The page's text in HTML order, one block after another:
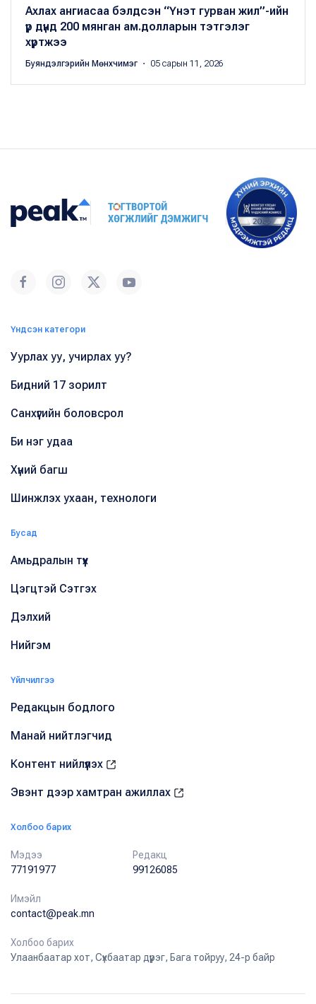
Ахлах ангиасаа бэлдсэн “Үнэт гурван жил”-ийн
үр дүнд 200 мянган ам.долларын тэтгэлэг
хүртжээ
Буяндэлгэрийн Мөнхчимэг ・ 05 сарын 11, 2026
Үндсэн категори
Уурлах уу, учирлах уу?
Бидний 17 зорилт
Санхүүгийн боловсрол
Би нэг удаа
Хүний багш
Шинжлэх ухаан, технологи
Бусад
Амьдралын түүх
Цэгцтэй Сэтгэх
Дэлхий
Нийгэм
Үйлчилгээ
Редакцын бодлого
Манай нийтлэгчид
Контент нийлүүлэх
Эвэнт дээр хамтран ажиллах
Холбоо барих
Мэдээ
77191977
Редакц
99126085
Имэйл
contact@peak.mn
Холбоо барих
Улаанбаатар хот, Сүхбаатар дүүрэг, Бага тойруу, 24-р байр